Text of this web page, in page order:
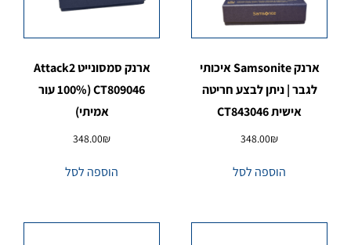
ארנק Samsonite איכותי
לגבר | ניתן לבצע חריטה
אישית CT843046
348.00₪
הוספה לסל
ארנק סמסונייט Attack2
CT809046 (100% עור
אמיתי)
348.00₪
הוספה לסל